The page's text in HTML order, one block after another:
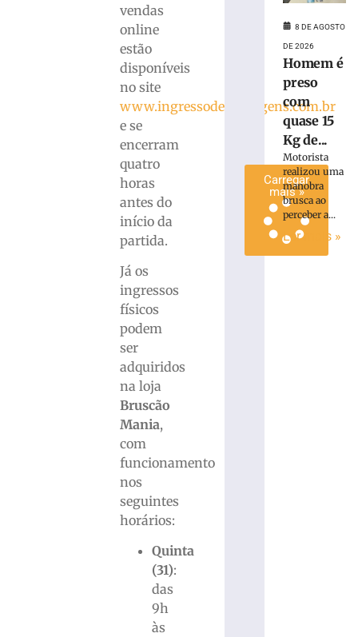
vendas
online
estão
disponíveis
no site
www.ingressodevantagens.com.br
e se
encerram
quatro
horas
antes do
início da
partida.
Já os
ingressos
físicos
podem
ser
adquiridos
na loja
Bruscão
Mania,
com
funcionamento
nos
seguintes
horários:
Quinta
(31):
das
9h
às
Carregar
mais »
8 DE AGOSTO
DE 2026
Homem é
preso
com
quase 15
Kg de...
Motorista
realizou uma
manobra
brusca ao
perceber a...
Ler mais »